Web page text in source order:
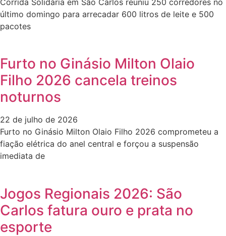
Corrida Solidária em São Carlos reuniu 250 corredores no
último domingo para arrecadar 600 litros de leite e 500
pacotes
Furto no Ginásio Milton Olaio
Filho 2026 cancela treinos
noturnos
22 de julho de 2026
Furto no Ginásio Milton Olaio Filho 2026 comprometeu a
fiação elétrica do anel central e forçou a suspensão
imediata de
Jogos Regionais 2026: São
Carlos fatura ouro e prata no
esporte